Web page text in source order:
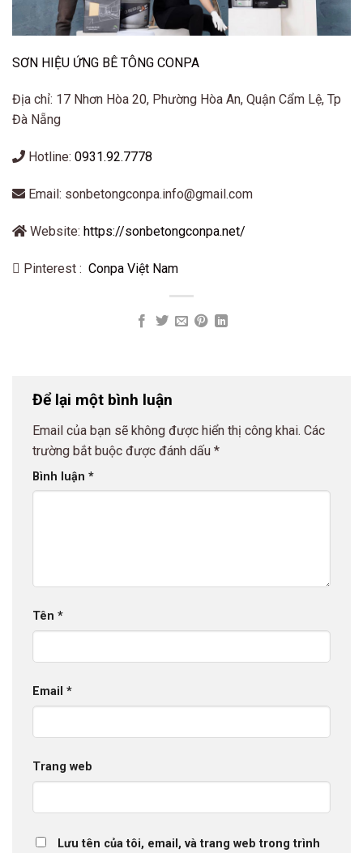
SƠN HIỆU ỨNG BÊ TÔNG CONPA
Địa chỉ: 17 Nhơn Hòa 20, Phường Hòa An, Quận Cẩm Lệ, Tp
Đà Nẵng
Hotline: 0931.92.7778
Email: sonbetongconpa.info@gmail.com
Website: https://sonbetongconpa.net/
Pinterest : Conpa Việt Nam
Để lại một bình luận
Email của bạn sẽ không được hiển thị công khai. Các
trường bắt buộc được đánh dấu *
Bình luận *
Tên *
Email *
Trang web
Lưu tên của tôi, email, và trang web trong trình